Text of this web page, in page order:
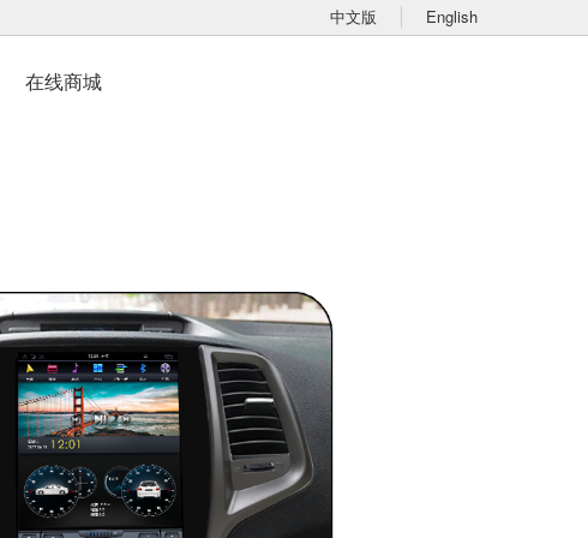
English
中文版
在线商城